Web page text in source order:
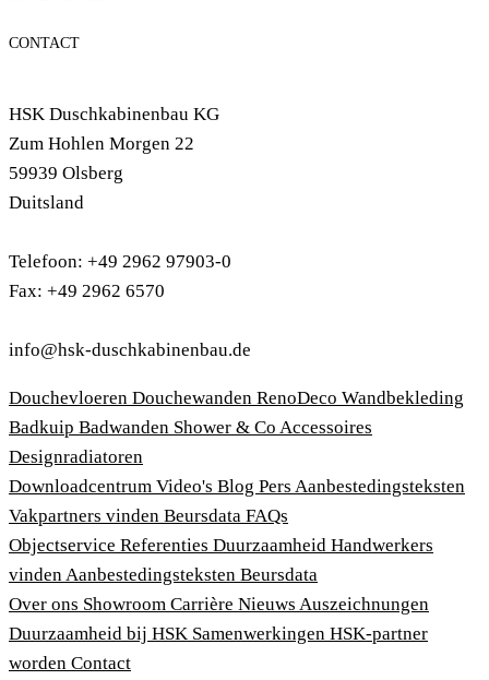
CONTACT
HSK Duschkabinenbau KG
Zum Hohlen Morgen 22
59939 Olsberg
Duitsland
Telefoon: +49 2962 97903-0
Fax: +49 2962 6570
info@hsk-duschkabinenbau.de
Douchevloeren Douchewanden RenoDeco Wandbekleding
Badkuip Badwanden Shower & Co Accessoires
Designradiatoren
Downloadcentrum Video's Blog Pers Aanbestedingsteksten
Vakpartners vinden Beursdata FAQs
Objectservice Referenties Duurzaamheid Handwerkers
vindenAanbestedingsteksten Beursdata
Over ons Showroom Carrière Nieuws Auszeichnungen
Duurzaamheid bij HSK Samenwerkingen HSK-partner
worden Contact